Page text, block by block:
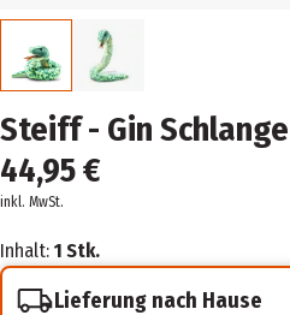
Steiff - Gin
44,95 €
inkl. MwSt.
Inhalt: 1 Stk.
Lieferung nach Hause